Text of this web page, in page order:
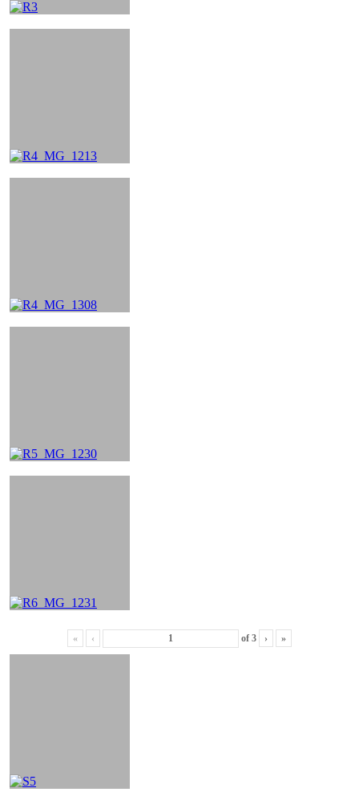
« ‹ of 3 › »